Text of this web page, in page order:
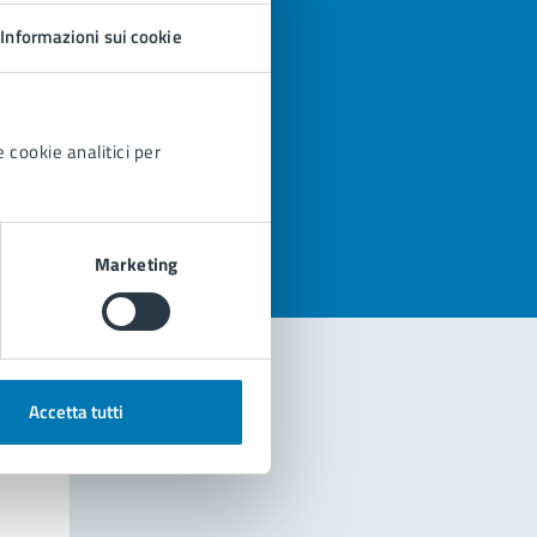
Informazioni sui cookie
cookie analitici per
Marketing
Accetta tutti